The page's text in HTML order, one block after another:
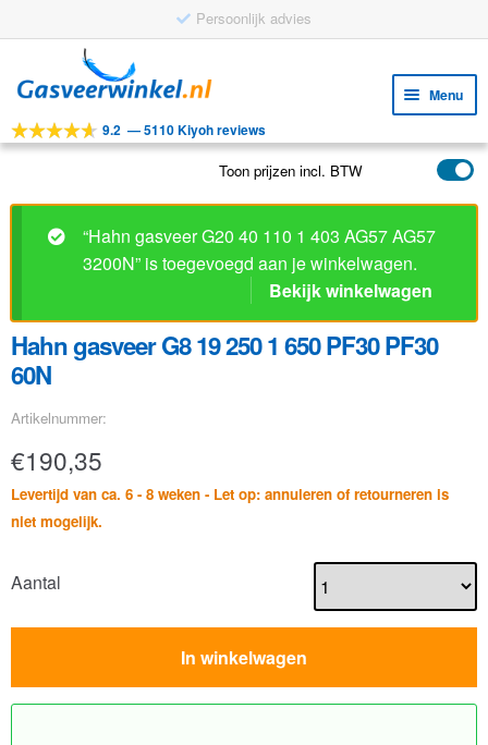
Persoonlijk advies
door
navigatie
naar
inhoud
Menu
Tools
Toepassingen
Klantenservice
9.2 —5110 Kiyoh reviews
Toon prijzen incl. BTW
“Hahn gasveer G20 40 110 1 403 AG57 AG57
3200N” is toegevoegd aan je winkelwagen.
Bekijk winkelwagen
Hahn gasveer G8 19 250 1 650 PF30 PF30
60N
Artikelnummer:
€190,35
Levertijd van ca. 6 - 8 weken - Let op: annuleren of retourneren is
niet mogelijk.
Aantal
In winkelwagen